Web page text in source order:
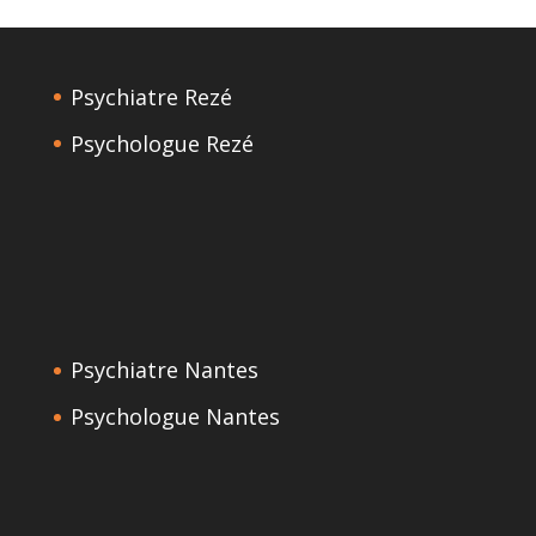
Psychiatre Rezé
Psychologue Rezé
Psychiatre Nantes
Psychologue Nantes